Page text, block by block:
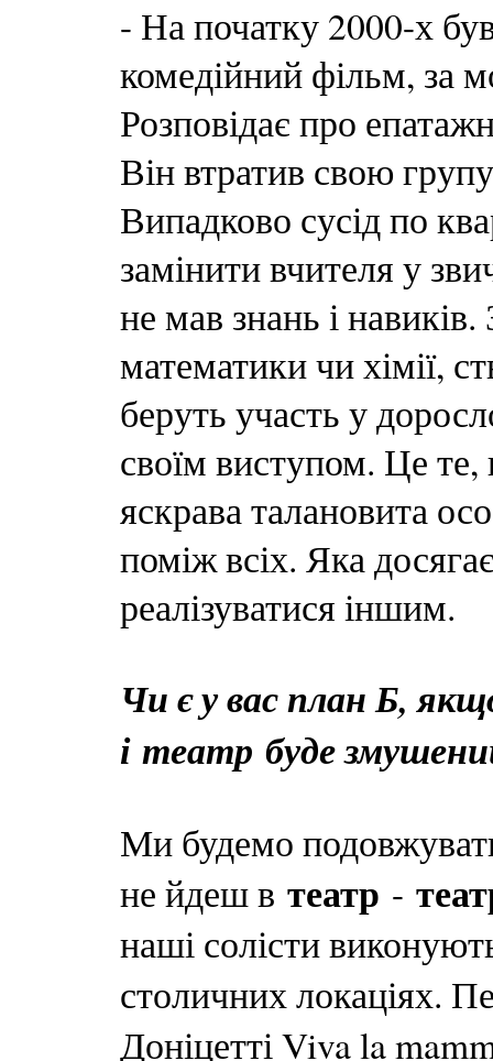
- На початку 2000-х
комедійний фільм, за
Розповідає про
Він втратив свою
Випадково сусід по
замінити вчителя у
не мав знань і
математики чи хімії,
беруть участь у
своїм виступом. Це те,
яскрава талановита
поміж всіх. Яка
реалізуватися іншим.
Чи є у вас план Б,
і театр буде
Ми будемо
не йдеш в театр -
наші солісти
столичних локаціях.
Доніцетті Viva la